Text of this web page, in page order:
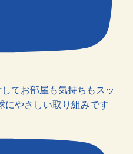
てお部屋も気持ちもスッ
にやさしい取り組みです